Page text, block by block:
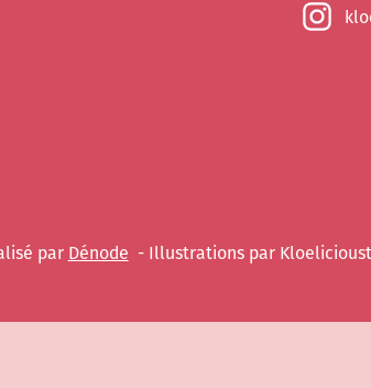
par Dénode - Illustrations par